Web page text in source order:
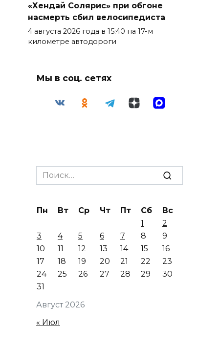
«Хендай Солярис» при обгоне
насмерть сбил велосипедиста
4 августа 2026 года в 15:40 на 17-м
километре автодороги
Мы в соц. сетях
Search
for:
Август 2026
Пн Вт Ср Чт Пт Сб
Вс
1
2
3
4 5 6 7 8
9
10
11 12 13 14 15
16
17
18 19 20 21 22
23
24
25 26 27 28 29
30
31
« Июл